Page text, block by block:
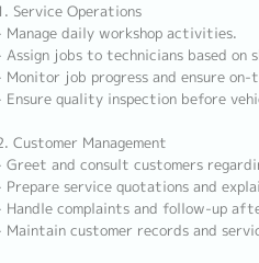
Service Operations
Manage daily workshop activities.
Assign jobs to technicians based on
Monitor job progress and ensure on-
Ensure quality inspection before
Customer Management
Greet and consult customers
Prepare service quotations and
Handle complaints and follow-up
Maintain customer records and